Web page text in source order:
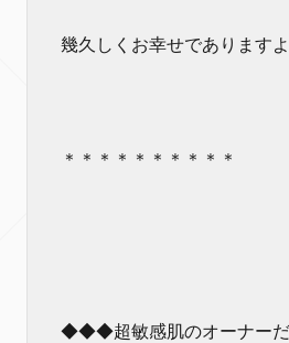
幾久しくお幸せでありま
＊＊＊＊＊＊＊＊＊＊
◆◆◆超敏感肌のオーナーだ